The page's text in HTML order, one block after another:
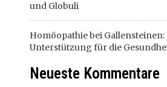
und Globuli
Homöopathie bei
Unterstützung für die
Neueste Kommentare